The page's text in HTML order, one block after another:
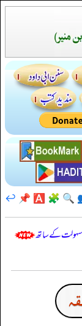
🔍
🧩
🅰️
📌
↩️
سہولت کے ساتھ